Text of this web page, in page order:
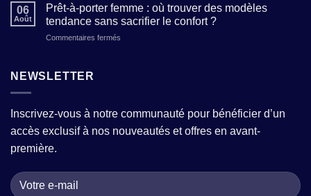
tailles
(sans
clés
pour
création
de
qui
tradition
06
Août
Prêt-à-porter femme : où trouver des modèles
tendance sans sacrifier le confort ?
Commentaires fermés
trouver
des
NEWSLETTER
Inscrivez-vous à notre communauté pour bénéficier d’un
accès exclusif à nos nouveautés et offres en avant-
première.